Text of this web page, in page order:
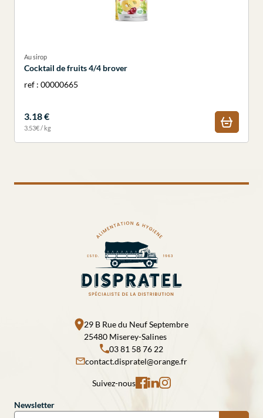
Au sirop
Cocktail de fruits 4/4 brover
ref : 00000665
3.18 €
3.53€ / kg
29 B Rue du Neuf Septembre
25480 Miserey-Salines
03 81 58 76 22
contact.dispratel@orange.fr
Suivez-nous
Newsletter